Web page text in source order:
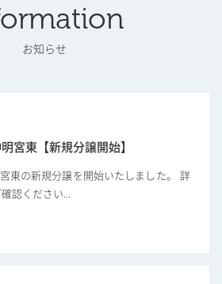
お知らせ
宮東【新規分譲開始】
宮東の新規分譲を開始いたしました。 詳
認ください...